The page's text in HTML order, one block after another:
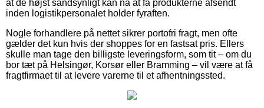
at de højst sandsynligt kan nå at få produkterne afsendt
inden logistikpersonalet holder fyraften.
Nogle forhandlere på nettet sikrer portofri fragt, men ofte
gælder det kun hvis der shoppes for en fastsat pris. Ellers
skulle man tage den billigste leveringsform, som tit – om du
bor tæt på Helsingør, Korsør eller Bramming – vil være at få
fragtfirmaet til at levere varerne til et afhentningssted.